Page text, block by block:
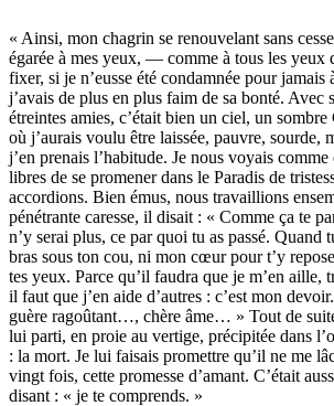
« Ainsi, mon chagrin se renouvelant sans
égarée à mes yeux, — comme à tous les yeux
fixer, si je n’eusse été condamnée pour
j’avais de plus en plus faim de sa bonté. Avec
étreintes amies, c’était bien un ciel, un
où j’aurais voulu être laissée, pauvre, sourde,
j’en prenais l’habitude. Je nous voyais
libres de se promener dans le Paradis de
accordions. Bien émus, nous travaillions
pénétrante caresse, il disait : « Comme ça te
n’y serai plus, ce par quoi tu as passé. Quand
bras sous ton cou, ni mon cœur pour t’y
tes yeux. Parce qu’il faudra que je m’en aille,
il faut que j’en aide d’autres : c’est mon
guère ragoûtant…, chère âme… » Tout de
lui parti, en proie au vertige, précipitée dans
: la mort. Je lui faisais promettre qu’il ne me
vingt fois, cette promesse d’amant. C’était
disant : « je te comprends. »